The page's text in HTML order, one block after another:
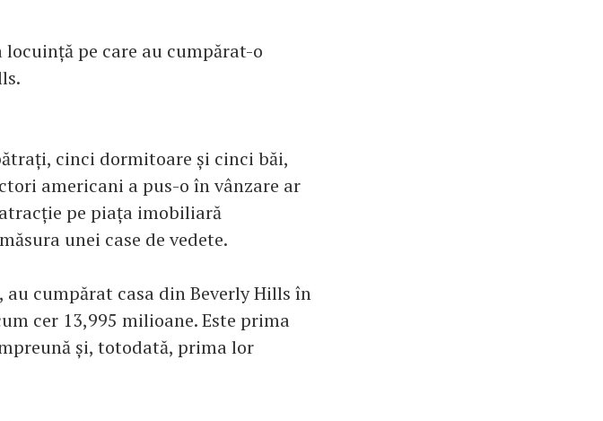
pe care au cumpărat-o
cinci dormitoare și cinci băi,
americani a pus-o în vânzare ar
pe piața imobiliară
unei case de vedete.
cumpărat casa din Beverly Hills în
cer 13,995 milioane. Este prima
și, totodată, prima lor